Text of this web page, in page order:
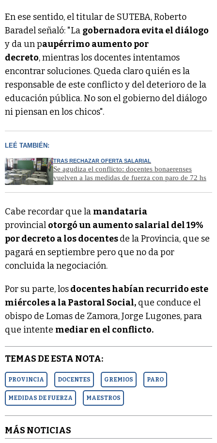
En ese sentido, el titular de SUTEBA, Roberto
Baradel señaló: "La gobernadora evita el diálogo
y da un paupérrimo aumento por
decreto, mientras los docentes intentamos
encontrar soluciones. Queda claro quién es la
responsable de este conflicto y del deterioro de la
educación pública. No son el gobierno del diálogo
ni piensan en los chicos".
LEÉ TAMBIÉN:
TRAS RECHAZAR OFERTA SALARIAL
Se agudiza el conflicto: docentes bonaerenses
vuelven a las medidas de fuerza con paro de 72 hs
Cabe recordar que la mandataria
provincial otorgó un aumento salarial del 19%
por decreto a los docentesde la Provincia, que se
pagará en septiembre pero que no da por
concluida la negociación.
Por su parte, losdocentes habían recurrido este
miércoles a la Pastoral Social, que conduce el
obispo de Lomas de Zamora, Jorge Lugones, para
que intente mediar en el conflicto.
TEMAS DE ESTA NOTA:
PROVINCIA DOCENTES GREMIOS PARO
MEDIDAS DE FUERZA MAESTROS
MÁS NOTICIAS